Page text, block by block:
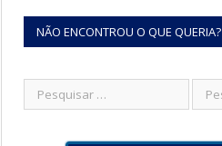
NÃO ENCONTROU O QUE QUERIA?